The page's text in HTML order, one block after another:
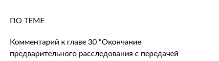
ПО ТЕМЕ
Комментарий к главе 30 “Окончание
предварительного расследования с передачей